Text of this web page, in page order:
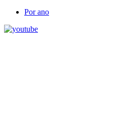
Por ano